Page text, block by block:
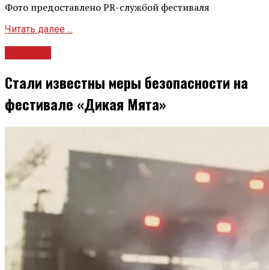
Фото предоставлено PR-службой фестиваля
Читать далее ...
Стали известны меры безопасности на
фестивале «Дикая Мята»